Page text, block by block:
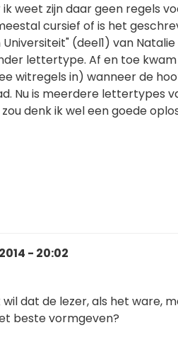
weet zijn daar geen regels
cursief of is het
(deel1) van
lettertype. Af en toe
witregels in) wanneer de
Nu is meerdere lettertypes
denk ik wel een goede
- 20:02
wil dat de lezer, als het ware,
beste vormgeven?